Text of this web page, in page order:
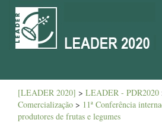
[LEADER 2020] > LEADER - PDR2020
Comercialização > 11ª Conferência
produtores de frutas e legumes